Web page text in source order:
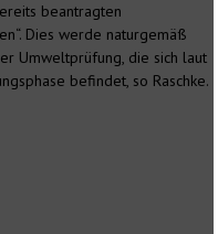
beantragten
Dies werde naturgemäß
Umweltprüfung, die sich laut
befindet, so Raschke.